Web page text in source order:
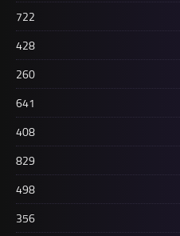
722
428
260
641
408
829
498
356